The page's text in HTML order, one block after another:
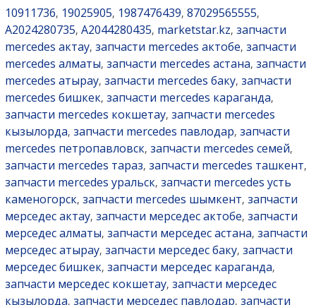
10911736, 19025905, 1987476439, 87029565555,
A2024280735, A2044280435, marketstar.kz, запчасти
mercedes актау, запчасти mercedes актобе, запчасти
mercedes алматы, запчасти mercedes астана, запчасти
mercedes атырау, запчасти mercedes баку, запчасти
mercedes бишкек, запчасти mercedes караганда,
запчасти mercedes кокшетау, запчасти mercedes
кызылорда, запчасти mercedes павлодар, запчасти
mercedes петропавловск, запчасти mercedes семей,
запчасти mercedes тараз, запчасти mercedes ташкент,
запчасти mercedes уральск, запчасти mercedes усть
каменогорск, запчасти mercedes шымкент, запчасти
мерседес актау, запчасти мерседес актобе, запчасти
мерседес алматы, запчасти мерседес астана, запчасти
мерседес атырау, запчасти мерседес баку, запчасти
мерседес бишкек, запчасти мерседес караганда,
запчасти мерседес кокшетау, запчасти мерседес
кызылорда, запчасти мерседес павлодар, запчасти